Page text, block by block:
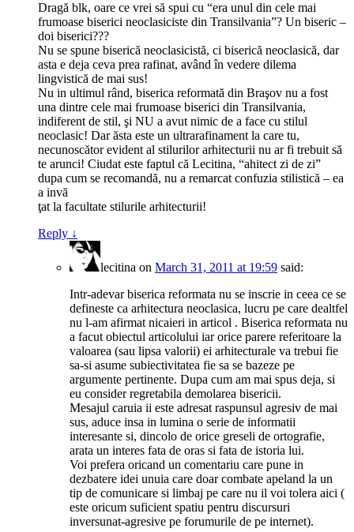
Dragă blk, oare ce vrei să spui cu “era unul din cele mai
frumoase biserici neoclasiciste din Transilvania”? Un biseric –
doi biserici???
Nu se spune biserică neoclasicistă, ci biserică neoclasică, dar
asta e deja ceva prea rafinat, având în vedere dilema
lingvistică de mai sus!
Nu in ultimul rând, biserica reformată din Braşov nu a fost
una dintre cele mai frumoase biserici din Transilvania,
indiferent de stil, şi NU a avut nimic de a face cu stilul
neoclasic! Dar ăsta este un ultrarafinament la care tu,
necunoscător evident al stilurilor arhitecturii nu ar fi trebuit să
te arunci! Ciudat este faptul că Lecitina, “ahitect zi de zi”
dupa cum se recomandă, nu a remarcat confuzia stilistică – ea
a invă
ţat la facultate stilurile arhitecturii!
Reply ↓
lecitina on March 31, 2011 at 19:59 said:
Intr-adevar biserica reformata nu se inscrie in ceea ce se
defineste ca arhitectura neoclasica, lucru pe care dealtfel
nu l-am afirmat nicaieri in articol . Biserica reformata nu
a facut obiectul articolului iar orice parere referitoare la
valoarea (sau lipsa valorii) ei arhitecturale va trebui fie
sa-si asume subiectivitatea fie sa se bazeze pe
argumente pertinente. Dupa cum am mai spus deja, si
eu consider regretabila demolarea bisericii.
Mesajul caruia ii este adresat raspunsul agresiv de mai
sus, aduce insa in lumina o serie de informatii
interesante si, dincolo de orice greseli de ortografie,
arata un interes fata de oras si fata de istoria lui.
Voi prefera oricand un comentariu care pune in
dezbatere idei unuia care doar combate apeland la un
tip de comunicare si limbaj pe care nu il voi tolera aici (
este oricum suficient spatiu pentru discursuri
inversunat-agresive pe forumurile de pe internet).